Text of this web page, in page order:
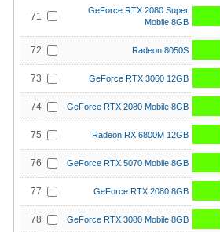
71
GeForce RTX 2080 Super
Mobile 8GB
72 Radeon 8050S
73 GeForce RTX 3060 12GB
74 GeForce RTX 2080 Mobile 8GB
75 Radeon RX 6800M 12GB
76 GeForce RTX 5070 Mobile 8GB
77 GeForce RTX 2080 8GB
78 GeForce RTX 3080 Mobile 8GB